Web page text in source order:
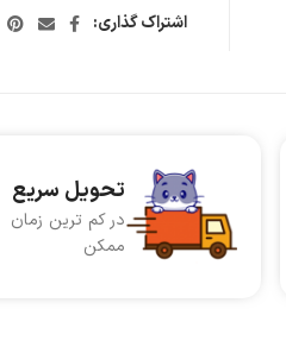
اشتراک گذاری:
تحویل سریع
در کم ترین زمان
ممکن